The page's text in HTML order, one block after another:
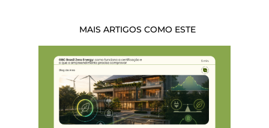
MAIS ARTIGOS COMO ESTE